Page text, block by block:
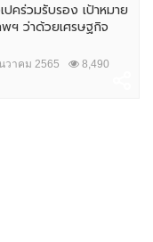
ปคร่วมรับรอง เป้าหมาย
พฯ ว่าด้วยเศรษฐกิจ
วาคม 2565 8,490